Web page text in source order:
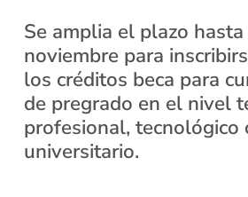
Se amplia el plazo
noviembre para
los créditos beca para
de pregrado en el nivel
profesional, tecnológico
universitario.